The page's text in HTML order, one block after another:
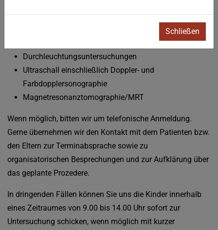
Konventionelle Röntgenuntersuchungen
Durchleuchtungsuntersuchungen
Ultraschall einschließlich Doppler- und
Farbdopplersonographie
Magnetresonanztomographie/MRT
Wenn möglich, bitten wir um telefonische Anmeldung.
Gerne übernehmen wir den Kontakt mit dem Patienten bzw.
den Eltern zur Terminabsprache sowie zu
organisatorischen Besprechungen und zur Aufklärung über
das geplante Prozedere.
In dringenden Fällen können Sie uns die Kinder innerhalb
eines Zeitraumes von 9.00 bis 14.00 Uhr sofort zur
Untersuchung schicken, wenn möglich mit kurzer
Schließen